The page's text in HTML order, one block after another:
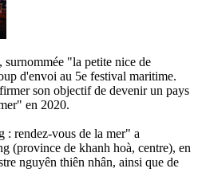
"la petite nice de
d'envoi au 5e festival maritime.
son objectif de devenir un pays
en 2020.
: rendez-vous de la mer" a
(province de khanh hoà, centre), en
nguyên thiên nhân, ainsi que de